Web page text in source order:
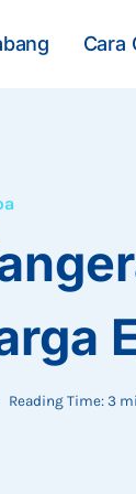
Cara
Reading Time: 3